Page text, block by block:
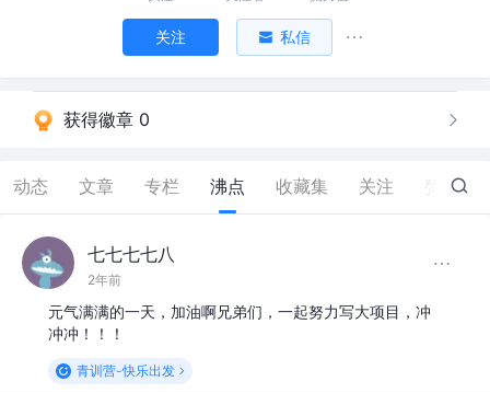
关注 私信
获得徽章 0
动态 文章 专栏 沸点 收藏集 关注 0
七七七七八
2年前
元气满满的一天，加油啊兄弟们，一起努力写大项目，冲
冲冲！！！
青训营-快乐出发